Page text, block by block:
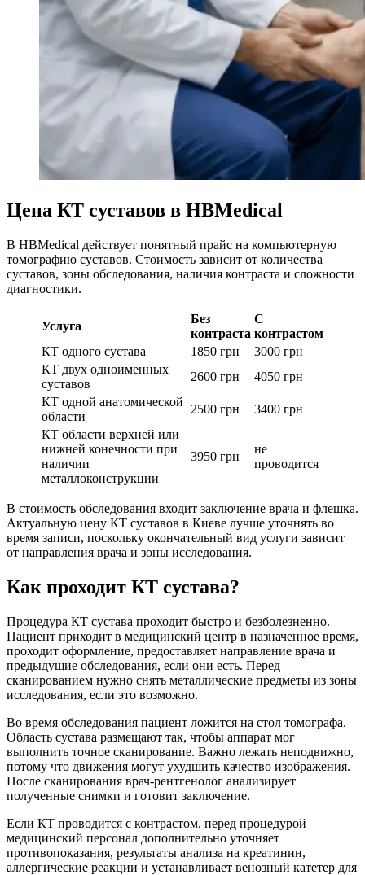
Цена КТ суставов в HBMedical
В HBMedical действует понятный прайс на компьютерную
томографию суставов. Стоимость зависит от количества
суставов, зоны обследования, наличия контраста и сложности
диагностики.
Услуга
Без
контраста
С
контрастом
КТ одного сустава
1850 грн
3000 грн
КТ двух одноименных
суставов
2600 грн
4050 грн
КТ одной анатомической
области
2500 грн
3400 грн
КТ области верхней или
нижней конечности при
наличии
металлоконструкции
3950 грн
не
проводится
В стоимость обследования входит заключение врача и флешка.
Актуальную цену КТ суставов в Киеве лучше уточнять во
время записи, поскольку окончательный вид услуги зависит
от направления врача и зоны исследования.
Как проходит КТ сустава?
Процедура КТ сустава проходит быстро и безболезненно.
Пациент приходит в медицинский центр в назначенное время,
проходит оформление, предоставляет направление врача и
предыдущие обследования, если они есть. Перед
сканированием нужно снять металлические предметы из зоны
исследования, если это возможно.
Во время обследования пациент ложится на стол томографа.
Область сустава размещают так, чтобы аппарат мог
выполнить точное сканирование. Важно лежать неподвижно,
потому что движения могут ухудшить качество изображения.
После сканирования врач-рентгенолог анализирует
полученные снимки и готовит заключение.
Если КТ проводится с контрастом, перед процедурой
медицинский персонал дополнительно уточняет
противопоказания, результаты анализа на креатинин,
аллергические реакции и устанавливает венозный катетер для